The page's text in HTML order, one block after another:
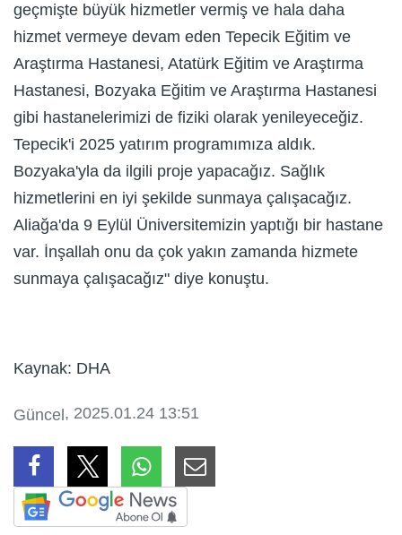
geçmişte büyük hizmetler vermiş ve hala daha
hizmet vermeye devam eden Tepecik Eğitim ve
Araştırma Hastanesi, Atatürk Eğitim ve Araştırma
Hastanesi, Bozyaka Eğitim ve Araştırma Hastanesi
gibi hastanelerimizi de fiziki olarak yenileyeceğiz.
Tepecik'i 2025 yatırım programımıza aldık.
Bozyaka'yla da ilgili proje yapacağız. Sağlık
hizmetlerini en iyi şekilde sunmaya çalışacağız.
Aliağa'da 9 Eylül Üniversitemizin yaptığı bir hastane
var. İnşallah onu da çok yakın zamanda hizmete
sunmaya çalışacağız" diye konuştu.
Kaynak: DHA
Güncel, 2025.01.24 13:51